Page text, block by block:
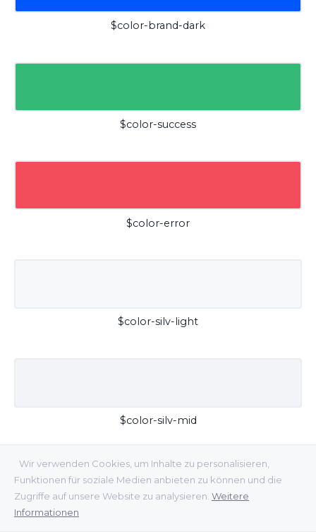
Wir verwenden Cookies, um Inhalte zu personalisieren,
Funktionen für soziale Medien anbieten zu können und die
Zugriffe auf unsere Website zu analysieren. Weitere
Informationen
$color-brand-dark
$color-success
$color-error
$color-silv-light
$color-silv-mid